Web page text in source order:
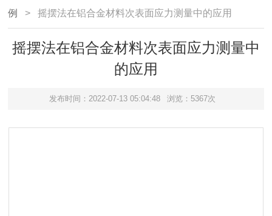
例 > 摇摆法在铝合金材料次表面应力测量中的应用
摇摆法在铝合金材料次表面应力测量中
的应用
发布时间：2022-07-13 05:04:48 浏览：5367次